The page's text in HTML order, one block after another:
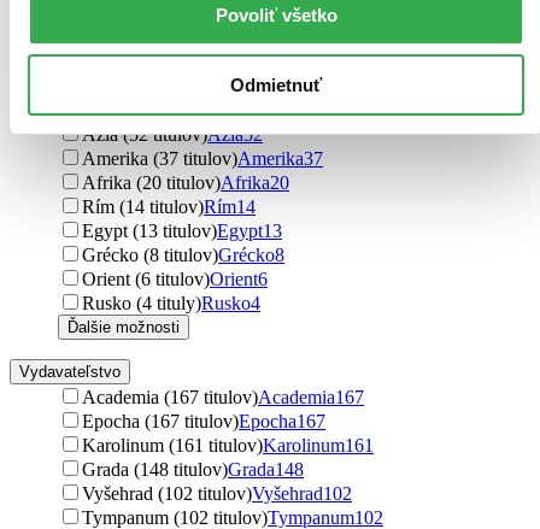
Povoliť všetko
Odmietnuť
svet (286 titulov)svet286
Československo (237 titulov)Československo
Slovensko (78 titulov)Slovensko78
Ázia (52 titulov)Ázia52
Amerika (37 titulov)Amerika37
Afrika (20 titulov)Afrika20
Rím (14 titulov)Rím14
Egypt (13 titulov)Egypt13
Grécko (8 titulov)Grécko8
Orient (6 titulov)Orient6
Rusko (4 tituly)Rusko4
Ďalšie možnosti
Vydavateľstvo
Academia (167 titulov)Academia167
Epocha (167 titulov)Epocha167
Karolinum (161 titulov)Karolinum161
Grada (148 titulov)Grada148
Vyšehrad (102 titulov)Vyšehrad102
Tympanum (102 titulov)Tympanum102